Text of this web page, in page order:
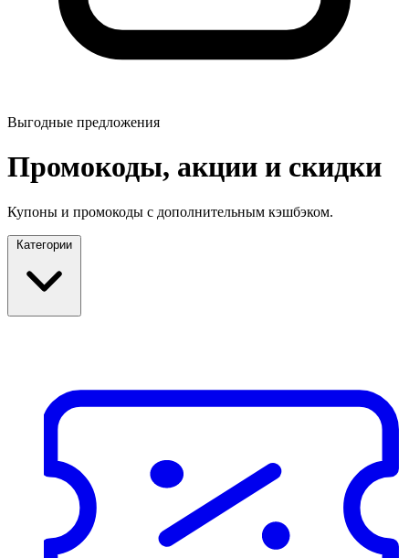
Выгодные предложения
Промокоды, акции и скидки
Купоны и промокоды с дополнительным кэшбэком.
Категории